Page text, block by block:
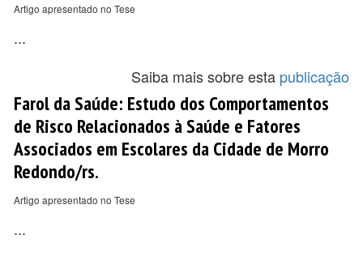
Artigo apresentado no Tese
...
Saiba mais sobre esta publicação
Farol da Saúde: Estudo dos Comportamentos
de Risco Relacionados à Saúde e Fatores
Associados em Escolares da Cidade de Morro
Redondo/rs.
Artigo apresentado no Tese
...